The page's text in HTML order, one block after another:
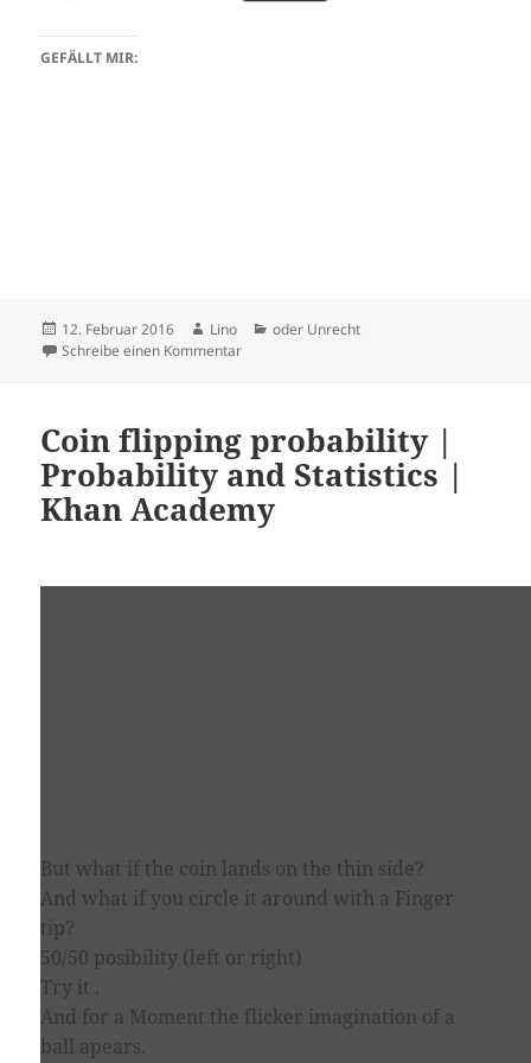
GEFÄLLT MIR:
Veröffentlicht
am
12. Februar 2016 Autor
Lino Kategorien
oder Unrecht
Schreibe einen Kommentarzu Amazonbestellung
Coin flipping probability |
Probability and Statistics |
Khan Academy
But what if the coin lands on the thin side?
And what if you circle it around with a Finger
tip?
50/50 posibility (left or right)
Try it .
And for a Moment the flicker imagination of a
ball apears.